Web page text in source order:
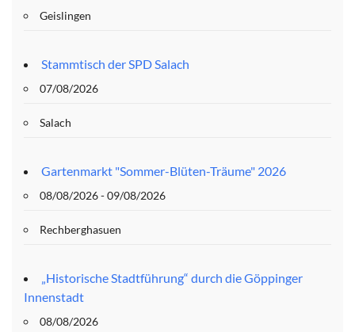
Geislingen
Stammtisch der SPD Salach
07/08/2026
Salach
Gartenmarkt "Sommer-Blüten-Träume" 2026
08/08/2026 - 09/08/2026
Rechberghasuen
„Historische Stadtführung“ durch die Göppinger
Innenstadt
08/08/2026